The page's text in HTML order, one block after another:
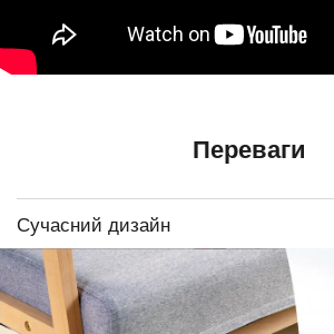
Переваги
Сучасний дизайн